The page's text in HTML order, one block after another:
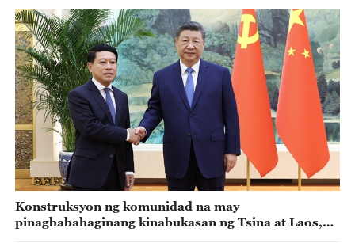
Konstruksyon ng komunidad na may
pinagbabahaginang kinabukasan ng Tsina at Laos,